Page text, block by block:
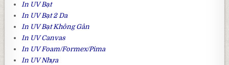
In UV Bạt
In UV Bạt 2 Da
In UV Bạt Không Gân
In UV Canvas
In UV Foam/Formex/Pima
In UV Nhựa